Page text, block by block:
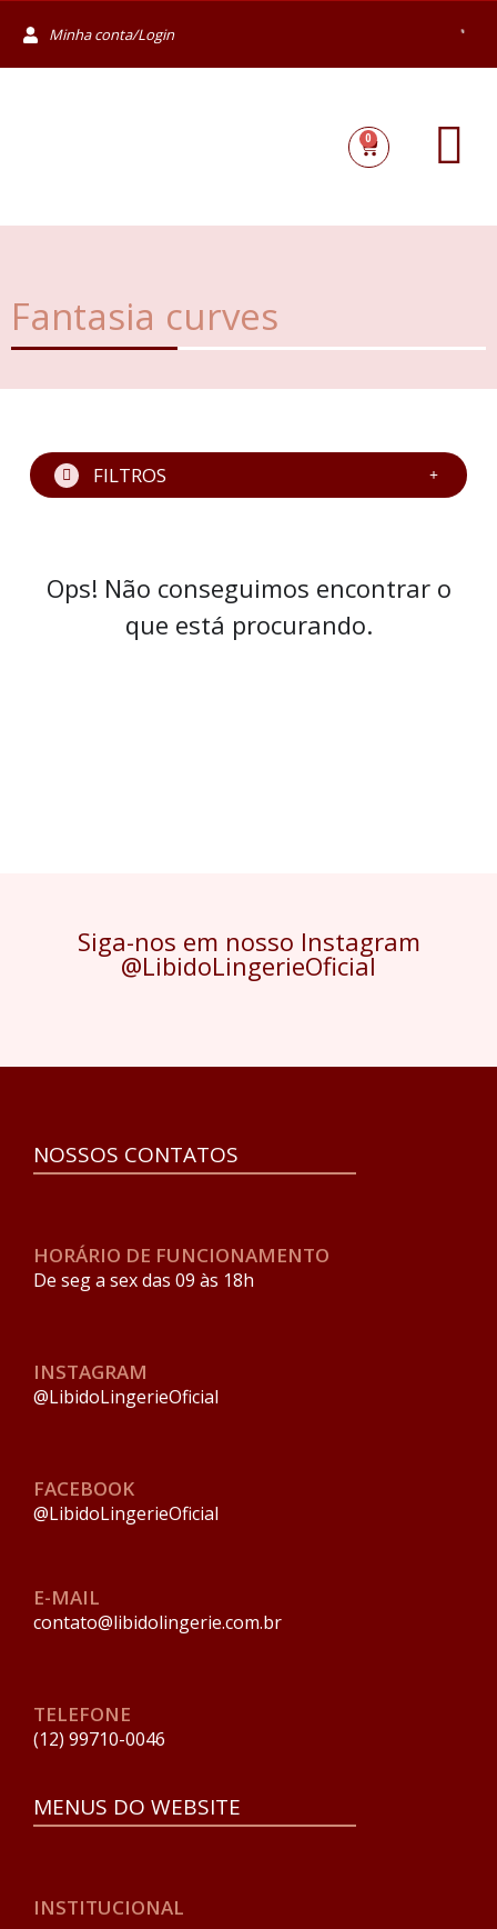
Minha conta/Login
0
Fantasia curves
FILTROS
Ops! Não conseguimos encontrar o
que está procurando.
Siga-nos em nosso Instagram
@LibidoLingerieOficial
NOSSOS CONTATOS
HORÁRIO DE FUNCIONAMENTO
De seg a sex das 09 às 18h
INSTAGRAM
@LibidoLingerieOficial
FACEBOOK
@LibidoLingerieOficial
E-MAIL
contato@libidolingerie.com.br
TELEFONE
(12) 99710-0046
MENUS DO WEBSITE
INSTITUCIONAL